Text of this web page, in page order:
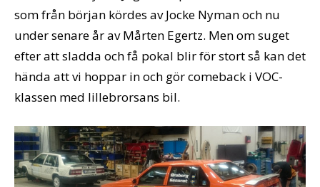
som från början kördes av Jocke Nyman och nu
under senare år av Mårten Egertz. Men om suget
efter att sladda och få pokal blir för stort så kan det
hända att vi hoppar in och gör comeback i VOC-
klassen med lillebrorsans bil.